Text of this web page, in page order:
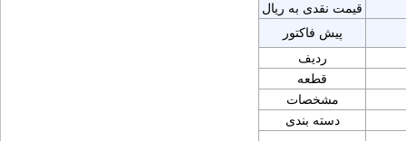
قیمت نقدی به ریال
پیش فاکتور
ردیف
قطعه
مشخصات
دسته بندی